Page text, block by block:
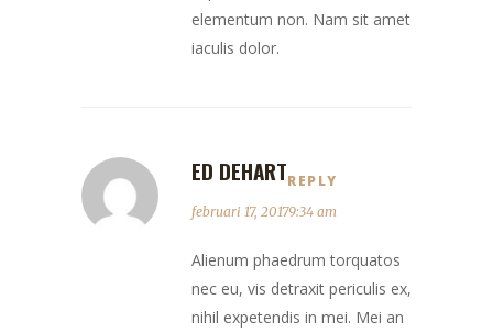
elementum non. Nam sit amet
iaculis dolor.
ED DEHARTREPLY
februari 17, 20179:34 am
Alienum phaedrum torquatos
nec eu, vis detraxit periculis ex,
nihil expetendis in mei. Mei an